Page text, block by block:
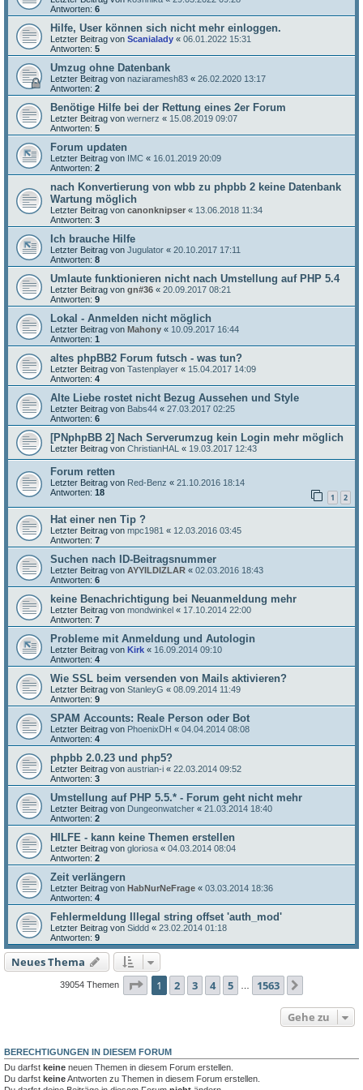
Antworten: 6
Hilfe, User können sich nicht mehr einloggen.
Letzter Beitrag von Scanialady « 06.01.2022 15:31
Antworten: 5
Umzug ohne Datenbank
Letzter Beitrag von naziaramesh83 « 26.02.2020 13:17
Antworten: 2
Benötige Hilfe bei der Rettung eines 2er Forum
Letzter Beitrag von wernerz « 15.08.2019 09:07
Antworten: 5
Forum updaten
Letzter Beitrag von IMC « 16.01.2019 20:09
Antworten: 2
nach Konvertierung von wbb zu phpbb 2 keine Datenbank
Wartung möglich
Letzter Beitrag von canonknipser « 13.06.2018 11:34
Antworten: 3
Ich brauche Hilfe
Letzter Beitrag von Jugulator « 20.10.2017 17:11
Antworten: 8
Umlaute funktionieren nicht nach Umstellung auf PHP 5.4
Letzter Beitrag von gn#36 « 20.09.2017 08:21
Antworten: 9
Lokal - Anmelden nicht möglich
Letzter Beitrag von Mahony « 10.09.2017 16:44
Antworten: 1
altes phpBB2 Forum futsch - was tun?
Letzter Beitrag von Tastenplayer « 15.04.2017 14:09
Antworten: 4
Alte Liebe rostet nicht Bezug Aussehen und Style
Letzter Beitrag von Babs44 « 27.03.2017 02:25
Antworten: 6
[PNphpBB 2] Nach Serverumzug kein Login mehr möglich
Letzter Beitrag von ChristianHAL « 19.03.2017 12:43
Forum retten
Letzter Beitrag von Red-Benz « 21.10.2016 18:14
Antworten: 18 1 2
Hat einer nen Tip ?
Letzter Beitrag von mpc1981 « 12.03.2016 03:45
Antworten: 7
Suchen nach ID-Beitragsnummer
Letzter Beitrag von AYYILDIZLAR « 02.03.2016 18:43
Antworten: 6
keine Benachrichtigung bei Neuanmeldung mehr
Letzter Beitrag von mondwinkel « 17.10.2014 22:00
Antworten: 7
Probleme mit Anmeldung und Autologin
Letzter Beitrag von Kirk « 16.09.2014 09:10
Antworten: 4
Wie SSL beim versenden von Mails aktivieren?
Letzter Beitrag von StanleyG « 08.09.2014 11:49
Antworten: 9
SPAM Accounts: Reale Person oder Bot
Letzter Beitrag von PhoenixDH « 04.04.2014 08:08
Antworten: 4
phpbb 2.0.23 und php5?
Letzter Beitrag von austrian-i « 22.03.2014 09:52
Antworten: 3
Umstellung auf PHP 5.5.* - Forum geht nicht mehr
Letzter Beitrag von Dungeonwatcher « 21.03.2014 18:40
Antworten: 2
HILFE - kann keine Themen erstellen
Letzter Beitrag von gloriosa « 04.03.2014 08:04
Antworten: 2
Zeit verlängern
Letzter Beitrag von HabNurNeFrage « 03.03.2014 18:36
Antworten: 4
Fehlermeldung Illegal string offset 'auth_mod'
Letzter Beitrag von Siddd « 23.02.2014 01:18
Antworten: 9
Neues Thema
39054 Themen Seite 1von 1563
1 2 3 4 5 1563
Gehe zu
BERECHTIGUNGEN IN DIESEM FORUM
Du darfst keine neuen Themen in diesem Forum erstellen.
Du darfst keineAntworten zu Themen in diesem Forum erstellen.